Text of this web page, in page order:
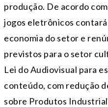
produção. De acordo
jogos eletrônicos
economia do setor e
previstos para o setor
Lei do Audiovisual para
conteúdo, com redução
sobre Produtos